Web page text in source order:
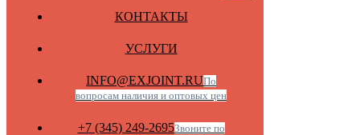
КОНТАКТЫ
УСЛУГИ
INFO@EXJOINT.RUПо
вопросам наличия и оптовых цен
+7 (345) 249-2695Звоните по